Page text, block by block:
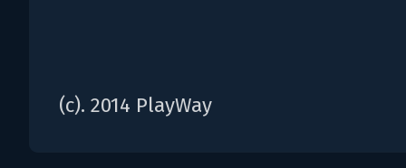
(c). 2014 PlayWay